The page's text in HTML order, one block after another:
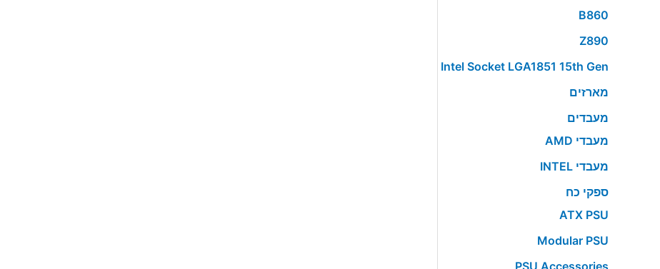
B860
Z890
Intel Socket LGA1851 15th Gen
מארזים
מעבדים
מעבדי AMD
מעבדי INTEL
ספקי כח
ATX PSU
Modular PSU
PSU Accessories